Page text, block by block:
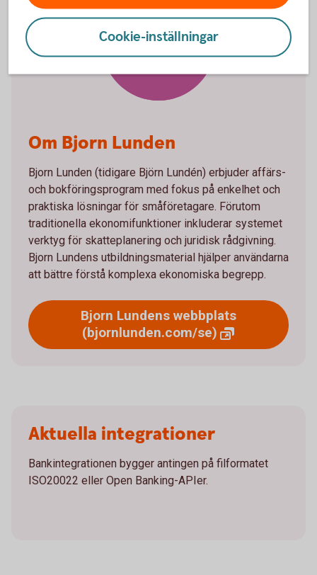
Bjorn
Lunden
Om Bjorn Lunden
Bjorn Lunden (tidigare Björn Lundén) erbjuder affärs-
och bokföringsprogram med fokus på enkelhet och
praktiska lösningar för småföretagare. Förutom
traditionella ekonomifunktioner inkluderar systemet
verktyg för skatteplanering och juridisk rådgivning.
Bjorn Lundens utbildningsmaterial hjälper användarna
att bättre förstå komplexa ekonomiska begrepp.
Bjorn Lundens webbplats
(bjornlunden.com/se)
Aktuella integrationer
Bankintegrationen bygger antingen på filformatet
ISO20022 eller Open Banking-APIer.
Cookie-inställningar